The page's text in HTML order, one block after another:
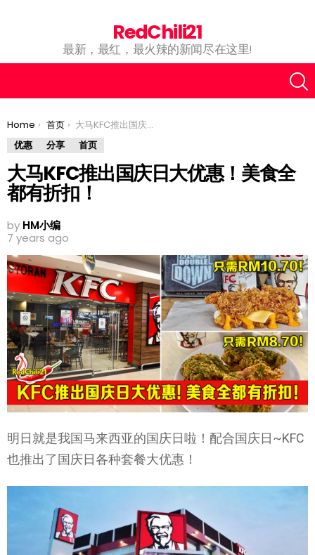
RedChili21
最新，最红，最火辣的新闻尽在这里!
You are here:
Home 首页
大马KFC推出国庆日大优惠！美食全都有折扣！
优惠
分享 首页
大马KFC推出国庆日大优惠！美食全
都有折扣！
by HM小编
7 years ago
明日就是我国马来西亚的国庆日啦！配合国庆日~KFC
也推出了国庆日各种套餐大优惠！